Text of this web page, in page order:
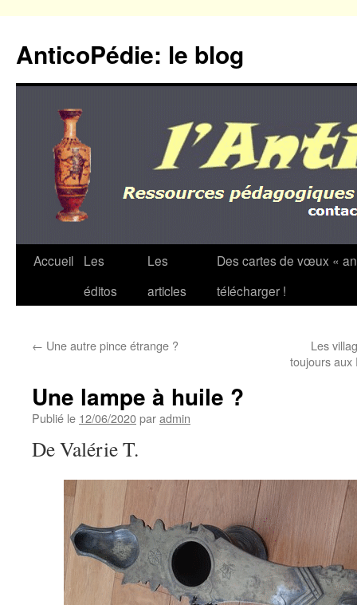
contenu
AnticoPédie: le blog
Accueil
Les
éditos
Les
articles
Des cartes de vœux «
télécharger !
← Une autre pince étrange ?
Les
toujours aux
Une lampe à huile ?
Publié le 12/06/2020paradmin
De Valérie T.